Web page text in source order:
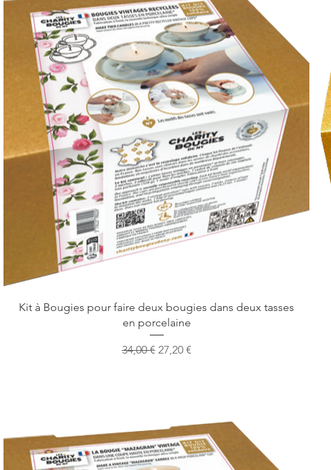
Vista rapida
Kit à Bougies pour faire deux bougies dans deux tasses
en porcelaine
Prezzo regolare
34,00 € Prezzo scontato
27,20 €